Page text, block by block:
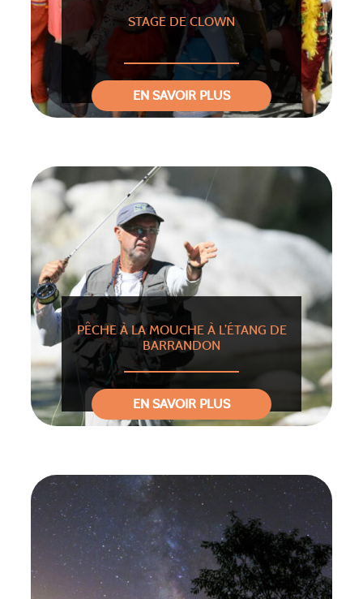
STAGE DE CLOWN
EN SAVOIR PLUS
PÊCHE À LA MOUCHE À L’ÉTANG DE
BARRANDON
EN SAVOIR PLUS